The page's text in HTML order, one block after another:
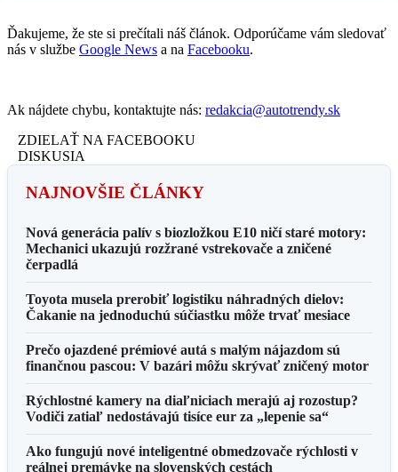
Ďakujeme, že ste si prečítali náš článok. Odporúčame vám sledovať
nás v službe Google News a na Facebooku.
Ak nájdete chybu, kontaktujte nás: redakcia@autotrendy.sk
ZDIELAŤ NA FACEBOOKU
DISKUSIA
NAJNOVŠIE ČLÁNKY
Nová generácia palív s biozložkou E10 ničí staré motory:
Mechanici ukazujú rozžrané vstrekovače a zničené
čerpadlá
Toyota musela prerobiť logistiku náhradných dielov:
Čakanie na jednoduchú súčiastku môže trvať mesiace
Prečo ojazdené prémiové autá s malým nájazdom sú
finančnou pascou: V bazári môžu skrývať zničený motor
Rýchlostné kamery na diaľniciach merajú aj rozostup?
Vodiči zatiaľ nedostávajú tisíce eur za „lepenie sa“
Ako fungujú nové inteligentné obmedzovače rýchlosti v
reálnej premávke na slovenských cestách